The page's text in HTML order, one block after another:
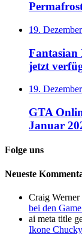
19.
Fantasian
jetzt
19.
GTA
Januar
Folge uns
Neueste
Craig Werner
bei den
ai meta title
Ikone